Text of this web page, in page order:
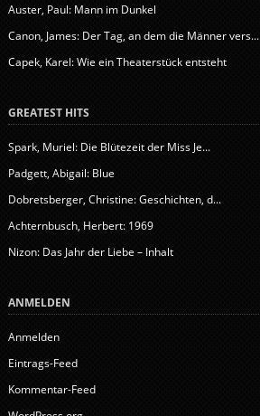
Auster, Paul: Mann im Dunkel
Canon, James: Der Tag, an dem die Männer vers...
Capek, Karel: Wie ein Theaterstück entsteht
GREATEST HITS
Spark, Muriel: Die Blütezeit der Miss Je...
Padgett, Abigail: Blue
Dobretsberger, Christine: Geschichten, d...
Achternbusch, Herbert: 1969
Nizon: Das Jahr der Liebe – Inhalt
ANMELDEN
Anmelden
Eintrags-Feed
Kommentar-Feed